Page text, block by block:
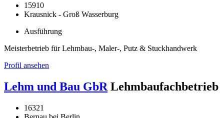
15910
Krausnick - Groß Wasserburg
Ausführung
Meisterbetrieb für Lehmbau-, Maler-, Putz & Stuckhandwerk
Profil ansehen
Lehm und Bau GbR Lehmbaufachbetrieb
16321